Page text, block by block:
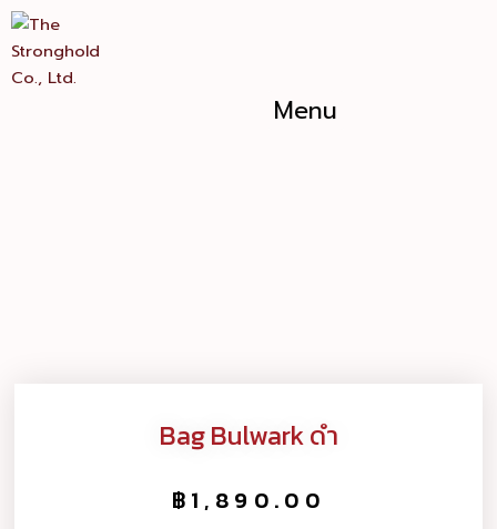
Skip
content
Menu
Bag Bulwark ดำ
฿ 1,890.00